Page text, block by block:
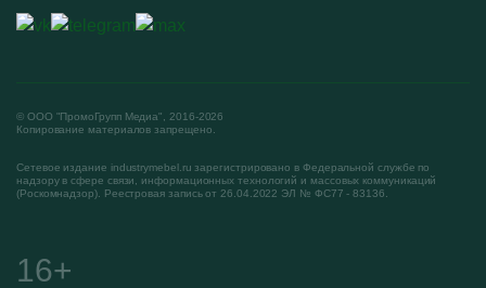
© ООО "ПромоГрупп Медиа", 2016-2026
Копирование материалов запрещено.
Сетевое издание industrymebel.ru зарегистрировано в Федеральной службе по
надзору в сфере связи, информационных технологий и массовых коммуникаций
(Роскомнадзор). Реестровая запись от 26.04.2022 ЭЛ № ФС77 - 83136.
16+